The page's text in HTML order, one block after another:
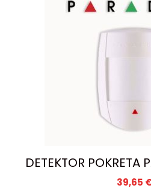
DETEKTOR POKRETA
39,65